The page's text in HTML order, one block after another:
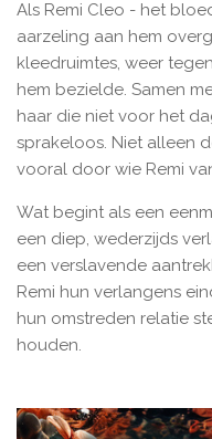
Als Remi Cleo - het
aarzeling aan hem
kleedruimtes, weer
hem bezielde. Samen
haar die niet voor het
sprakeloos. Niet alleen
vooral door wie Remi
Wat begint als een
een diep, wederzijds
een verslavende
Remi hun verlangens
hun omstreden relatie
houden.